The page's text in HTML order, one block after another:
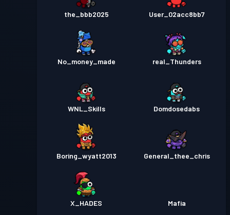
the_bbb2025 User_02acc8bb7
No_money_made real_Thunders
WNL_Skills Domdosedabs
Boring_wyatt2013 General_thee_chris
X_HADES Mafia